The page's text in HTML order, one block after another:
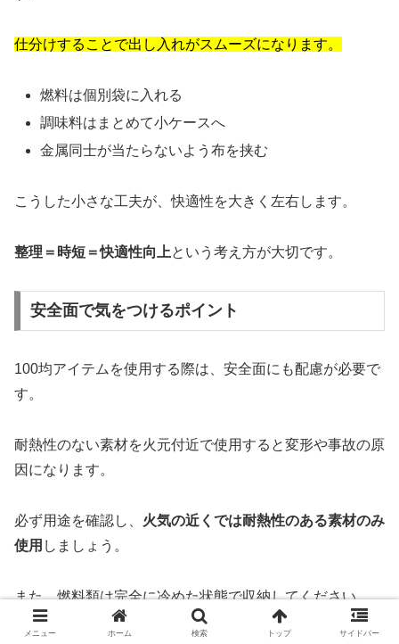
仕分けすることで出し入れがスムーズになります。
燃料は個別袋に入れる
調味料はまとめて小ケースへ
金属同士が当たらないよう布を挟む
こうした小さな工夫が、快適性を大きく左右します。
整理＝時短＝快適性向上という考え方が大切です。
安全面で気をつけるポイント
100均アイテムを使用する際は、安全面にも配慮が必要で
す。
耐熱性のない素材を火元付近で使用すると変形や事故の原
因になります。
必ず用途を確認し、 火気の近くでは耐熱性のある素材のみ
使用 しましょう。
また、燃料類は完全に冷めた状態で収納してください。
メニュー ホーム 検索 トップ サイドバー